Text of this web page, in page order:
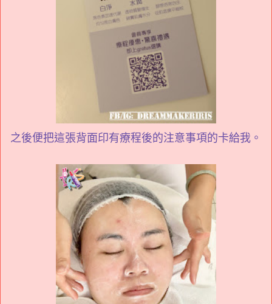
之後便把這張背面印有療程後的注意事項的卡給我。